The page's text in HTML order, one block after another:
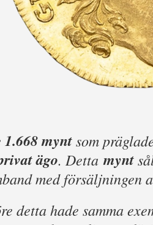
1.668 myntsom
ägo. Dettamynt
med försäljningen
detta hade samma